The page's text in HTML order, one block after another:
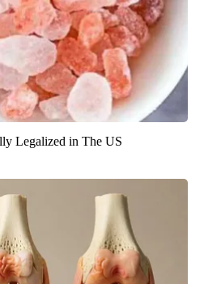
Legalized in The US